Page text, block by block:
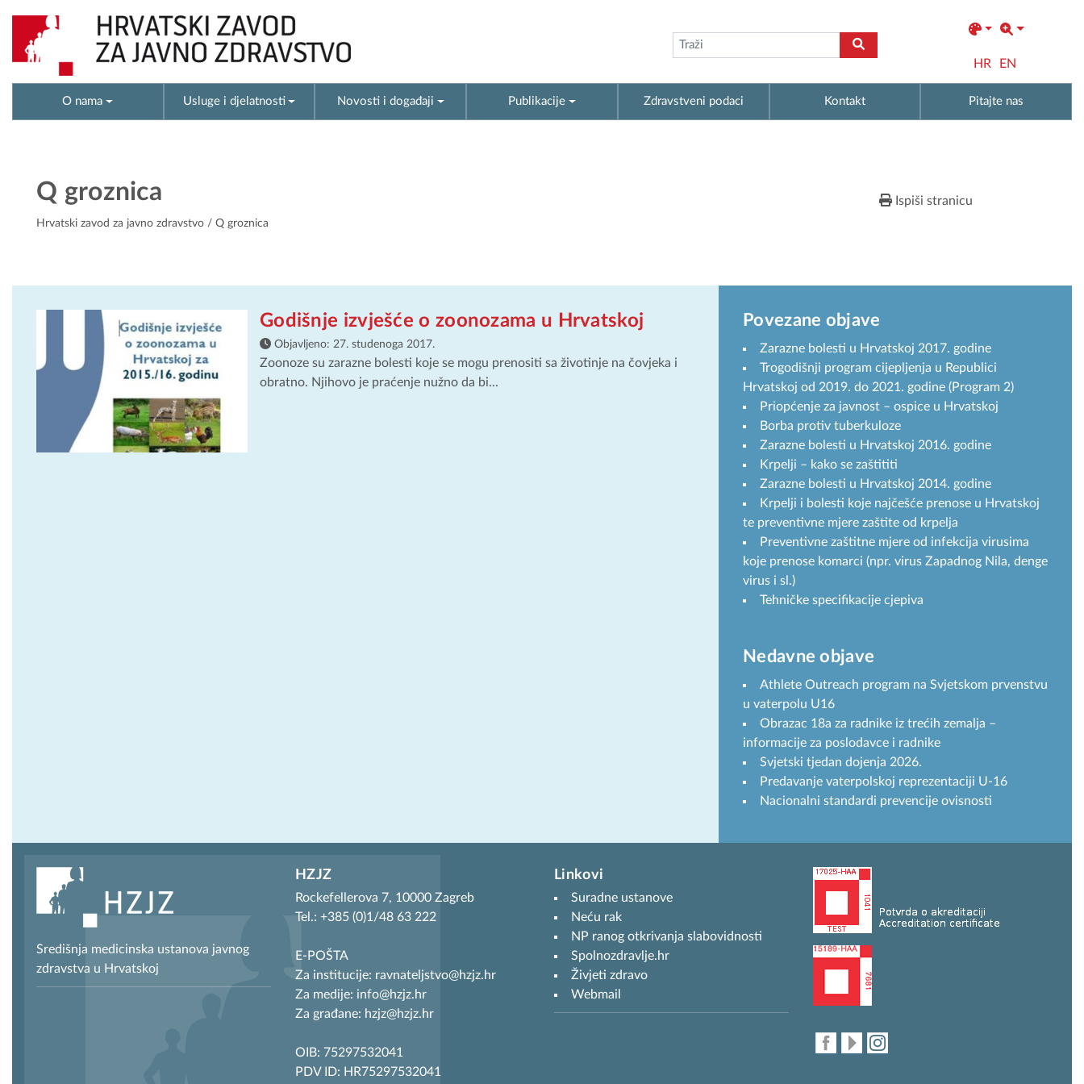
HR EN
O nama Usluge i djelatnosti Novosti i događaji Publikacije Zdravstveni podaci Kontakt Pitajte nas
Q groznica
Hrvatski zavod za javno zdravstvo / Q groznica
Ispiši stranicu
Godišnje izvješće o zoonozama u Hrvatskoj
Objavljeno: 27. studenoga 2017.
Zoonoze su zarazne bolesti koje se mogu prenositi sa životinje na čovjeka i
obratno. Njihovo je praćenje nužno da bi...
Povezane objave
Zarazne bolesti u Hrvatskoj 2017. godine
Trogodišnji program cijepljenja u Republici
Hrvatskoj od 2019. do 2021. godine (Program 2)
Priopćenje za javnost – ospice u Hrvatskoj
Borba protiv tuberkuloze
Zarazne bolesti u Hrvatskoj 2016. godine
Krpelji – kako se zaštititi
Zarazne bolesti u Hrvatskoj 2014. godine
Krpelji i bolesti koje najčešće prenose u Hrvatskoj
te preventivne mjere zaštite od krpelja
Preventivne zaštitne mjere od infekcija virusima
koje prenose komarci (npr. virus Zapadnog Nila, denge
virus i sl.)
Tehničke specifikacije cjepiva
Nedavne objave
Athlete Outreach program na Svjetskom prvenstvu
u vaterpolu U16
Obrazac 18a za radnike iz trećih zemalja –
informacije za poslodavce i radnike
Svjetski tjedan dojenja 2026.
Predavanje vaterpolskoj reprezentaciji U-16
Nacionalni standardi prevencije ovisnosti
Središnja medicinska ustanova javnog
zdravstva u Hrvatskoj
HZJZ
Rockefellerova 7, 10000 Zagreb
Tel.: +385 (0)1/48 63 222
E-POŠTA
Za institucije: ravnateljstvo@hzjz.hr
Za medije: info@hzjz.hr
Za građane: hzjz@hzjz.hr
OIB: 75297532041
PDV ID: HR75297532041
Linkovi
Suradne ustanove
Neću rak
NP ranog otkrivanja slabovidnosti
Spolnozdravlje.hr
Živjeti zdravo
Webmail